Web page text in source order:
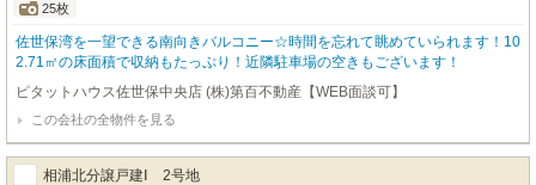
25枚
佐世保湾を一望できる南向きバルコニー☆時間を忘れて眺めていられます！10
2.71㎡の床面積で収納もたっぷり！近隣駐車場の空きもございます！
ピタットハウス佐世保中央店 (株)第百不動産【WEB面談可】
この会社の全物件を見る
相浦北分譲戸建Ⅰ 2号地